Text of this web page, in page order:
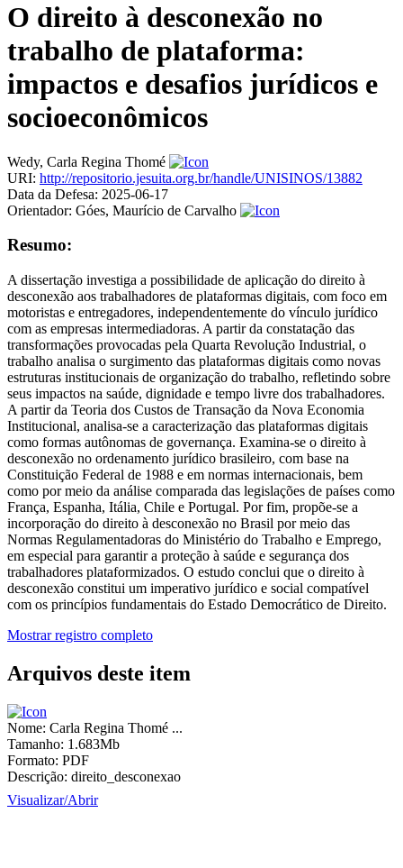
O direito à desconexão no
trabalho de plataforma:
impactos e desafios jurídicos e
socioeconômicos
Wedy, Carla Regina Thomé
URI: http://repositorio.jesuita.org.br/handle/UNISINOS/13882
Data da Defesa: 2025-06-17
Orientador: Góes, Maurício de Carvalho
Resumo:
A dissertação investiga a possibilidade de aplicação do direito à
desconexão aos trabalhadores de plataformas digitais, com foco em
motoristas e entregadores, independentemente do vínculo jurídico
com as empresas intermediadoras. A partir da constatação das
transformações provocadas pela Quarta Revolução Industrial, o
trabalho analisa o surgimento das plataformas digitais como novas
estruturas institucionais de organização do trabalho, refletindo sobre
seus impactos na saúde, dignidade e tempo livre dos trabalhadores.
A partir da Teoria dos Custos de Transação da Nova Economia
Institucional, analisa-se a caracterização das plataformas digitais
como formas autônomas de governança. Examina-se o direito à
desconexão no ordenamento jurídico brasileiro, com base na
Constituição Federal de 1988 e em normas internacionais, bem
como por meio da análise comparada das legislações de países como
França, Espanha, Itália, Chile e Portugal. Por fim, propõe-se a
incorporação do direito à desconexão no Brasil por meio das
Normas Regulamentadoras do Ministério do Trabalho e Emprego,
em especial para garantir a proteção à saúde e segurança dos
trabalhadores plataformizados. O estudo conclui que o direito à
desconexão constitui um imperativo jurídico e social compatível
com os princípios fundamentais do Estado Democrático de Direito.
Mostrar registro completo
Arquivos deste item
Nome: Carla Regina Thomé ...
Tamanho: 1.683Mb
Formato: PDF
Descrição: direito_desconexao
Visualizar/Abrir